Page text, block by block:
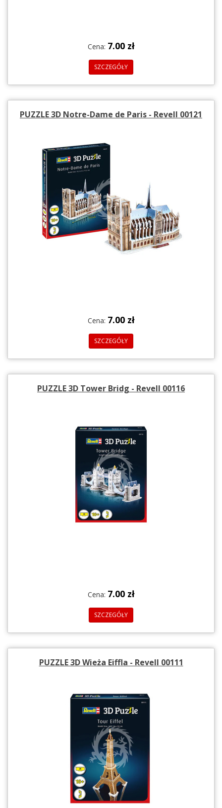
Cena: 7.00 zł
SZCZEGÓŁY
PUZZLE 3D Notre-Dame de Paris - Revell 00121
Cena: 7.00 zł
SZCZEGÓŁY
PUZZLE 3D Tower Bridg - Revell 00116
Cena: 7.00 zł
SZCZEGÓŁY
PUZZLE 3D Wieża Eiffla - Revell 00111